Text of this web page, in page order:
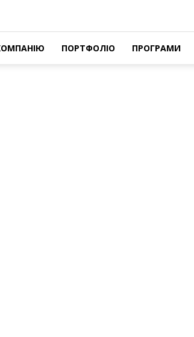
ПОРТФОЛІО ПРОГРАМИ